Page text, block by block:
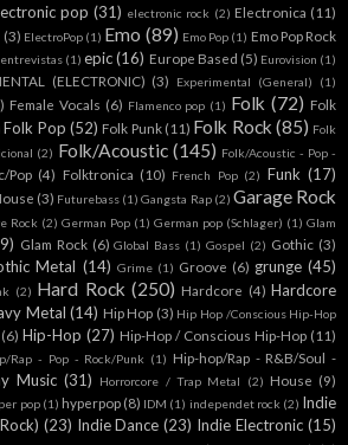
pop (31) electronic rock (2) Electronica (11)
(3) ElectroPop (1) Emo (89) Emo Pop (1) Emo Pop Rock
entrevistas (1) epic (16) Europe Based (5) Eurovision (1)
(ELECTRONIC) (3) Experimental (General) (1)
Female Vocals (6) Flamenco pop (1) Folk (72) Folk
Folk Pop (52) Folk Punk (11) Folk Rock (85) Folk
(2) Folk/Acoustic (145) Folk/Acoustic - Pop -
Pop (4) Folktronica (10) French Pop (2) Funk (17)
(3) Futurebass (1) Gangsta Rap (2) Garage Rock
Rock (2) German Pop (1) German pop (Schlager) (1) Glam
Glam Rock (6) Global Bass (1) Gospel (2) Gothic (3)
Metal (14) Grime (1) Groove (6) grunge (45)
(2) Hard Rock (250) Hardcore (4) Hardcore
Metal (14) Hip Hop (3) Hip Hop /Conscious Hip-Hop
(6) Hip-Hop (27) Hip-Hop / Conscious Hip-Hop (11)
Rap - Pop - Rock/Punk (1) Hip-hop/Rap - R&B/Soul -
Music (31) Horrorcore / Trap Metal (2) House (9)
pop (1) hyperpop (8) IDM (1) independet rock (2) Indie
(23) Indie Dance (23) Indie Electronic (15)